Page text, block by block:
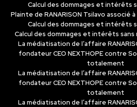
Calcul des dommages et intérêts
Plainte de RANARISON Tsilavo associé à
Calcul des dommages et intérêts
Calcul des dommages et intérêts
La médiatisation de l’affaire
fondateur CEO NEXTHOPE contre
totalement
La médiatisation de l’affaire
fondateur CEO NEXTHOPE contre
totalement
La médiatisation de l’affaire